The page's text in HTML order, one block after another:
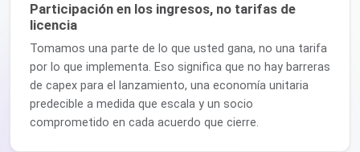
Participación en los ingresos, no tarifas de
licencia
Tomamos una parte de lo que usted gana, no una tarifa
por lo que implementa. Eso significa que no hay barreras
de capex para el lanzamiento, una economía unitaria
predecible a medida que escala y un socio
comprometido en cada acuerdo que cierre.